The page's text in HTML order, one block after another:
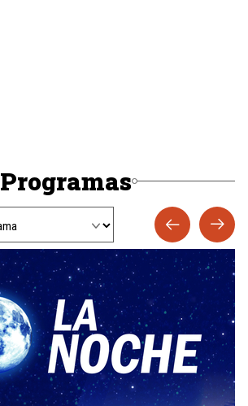
Programas